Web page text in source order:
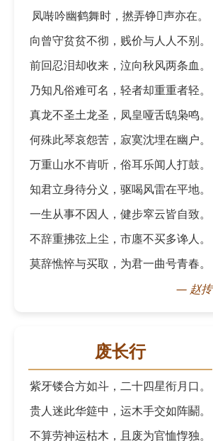
凤啭吟幽鹤舞时，撚弄铮𪭢声亦在。
向曾守贫贫不彻，贱价与人人不别。
前回忍泪却收来，泣向秋风两条血。
乃知凡俗难可名，轻者却重重者轻。
真龙不圣土龙圣，凤皇哑舌鸱枭鸣。
何殊此琴哀怨苦，寂寞沈埋在幽户。
万重山水不肯听，俗耳乐闻人打鼓。
知君立身待分义，驱喝风雷在平地。
一生从事不因人，健步窣云皆自致。
不辞重拂弦上尘，市廛不买多谗人。
莫辞憔悴与买取，为君一曲号青春。
— 赵抟
废长行
紫牙镂合方如斗，二十四星衔月口。
贵人迷此华筵中，运木手交如阵鬬。
不算劳神运枯木，且废为官恤惸独。